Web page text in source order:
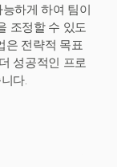
하게 하여 팀이
조정할 수 있도
은 전략적 목표
성공적인 프로
다.